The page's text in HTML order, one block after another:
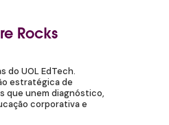
Rocks
do UOL EdTech.
estratégica de
que unem diagnóstico,
corporativa e